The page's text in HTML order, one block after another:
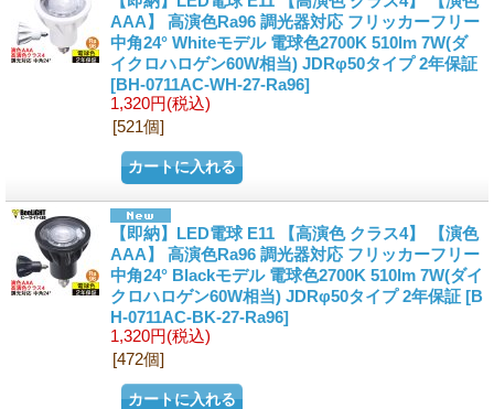
AAA】 高演色Ra96 調光器対応 フリッカーフリー
中角24° Whiteモデル 電球色2700K 510lm 7W(ダ
イクロハロゲン60W相当) JDRφ50タイプ 2年保証
[BH-0711AC-WH-27-Ra96]
1,320円(税込)
[521個]
【即納】LED電球 E11 【高演色 クラス4】 【演色
AAA】 高演色Ra96 調光器対応 フリッカーフリー
中角24° Blackモデル 電球色2700K 510lm 7W(ダイ
クロハロゲン60W相当) JDRφ50タイプ 2年保証 [B
H-0711AC-BK-27-Ra96]
1,320円(税込)
[472個]